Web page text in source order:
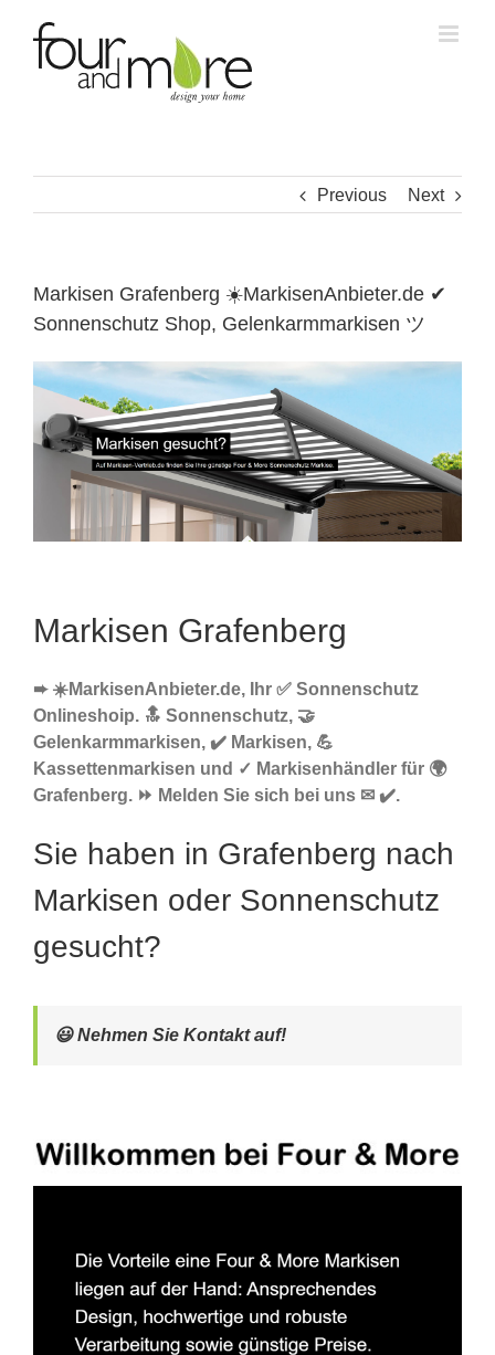
content
Previous Next
Markisen Grafenberg ☀️MarkisenAnbieter.de ✔
Sonnenschutz Shop, Gelenkarmmarkisen ツ
Markisen Grafenberg
➨ ☀️MarkisenAnbieter.de, Ihr ✅ Sonnenschutz
Onlineshoip. 🔝 Sonnenschutz, 🤝
Gelenkarmmarkisen, ✔️ Markisen, 💪
Kassettenmarkisen und ✓ Markisenhändler für 🌍
Grafenberg. ⏩ Melden Sie sich bei uns ✉ ✔️.
Sie haben in Grafenberg nach
Markisen oder Sonnenschutz
gesucht?
😃 Nehmen Sie Kontakt auf!